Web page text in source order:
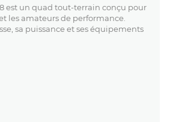
8 est un quad tout-terrain conçu pour
les amateurs de performance.
sa puissance et ses équipements